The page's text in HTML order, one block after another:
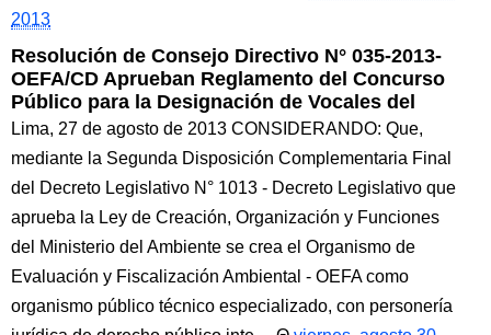
2013
Resolución de Consejo Directivo N° 035-2013-
OEFA/CD Aprueban Reglamento del Concurso
Público para la Designación de Vocales del
Lima, 27 de agosto de 2013 CONSIDERANDO: Que,
mediante la Segunda Disposición Complementaria Final
del Decreto Legislativo N° 1013 - Decreto Legislativo que
aprueba la Ley de Creación, Organización y Funciones
del Ministerio del Ambiente se crea el Organismo de
Evaluación y Fiscalización Ambiental - OEFA como
organismo público técnico especializado, con personería